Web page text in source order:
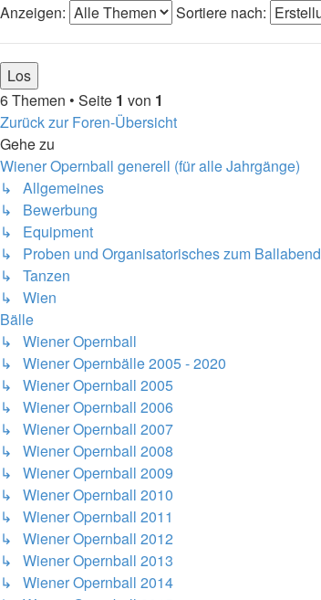
Anzeigen:
Sortiere nach:
6 Themen • Seite 1 von 1
Zurück zur Foren-Übersicht
Gehe zu
Wiener Opernball generell (für alle Jahrgänge)
↳ Allgemeines
↳ Bewerbung
↳ Equipment
↳ Proben und Organisatorisches zum Ballabend
↳ Tanzen
↳ Wien
Bälle
↳ Wiener Opernball
↳ Wiener Opernbälle 2005 - 2020
↳ Wiener Opernball 2005
↳ Wiener Opernball 2006
↳ Wiener Opernball 2007
↳ Wiener Opernball 2008
↳ Wiener Opernball 2009
↳ Wiener Opernball 2010
↳ Wiener Opernball 2011
↳ Wiener Opernball 2012
↳ Wiener Opernball 2013
↳ Wiener Opernball 2014